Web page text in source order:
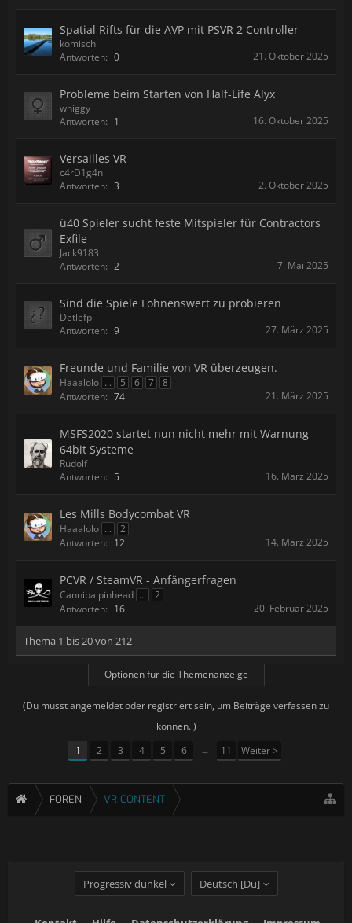
Spatial Rifts für die AVP mit PSVR 2 Controller
komisch
Antworten: 0 21. Oktober 2025
Probleme beim Starten von Half-Life Alyx
whiggy
Antworten: 1 16. Oktober 2025
Versailles VR
c4rD1g4n
Antworten: 3 2. Oktober 2025
ü40 Spieler sucht feste Mitspieler für Contractors
Exfile
Jack9183
Antworten: 2 7. Mai 2025
Sind die Spiele Lohnenswert zu probieren
Detlefp
Antworten: 9 27. März 2025
Freunde und Familie von VR überzeugen.
Haaalolo ... 5 6 7
8
Antworten: 74 21. März 2025
MSFS2020 startet nun nicht mehr mit Warnung
64bit Systeme
Rudolf
Antworten: 5 16. März 2025
Les Mills Bodycombat VR
Haaalolo ...
2
Antworten: 12 14. März 2025
PCVR / SteamVR - Anfängerfragen
Cannibalpinhead ...
2
Antworten: 16 20. Februar 2025
Thema 1 bis 20 von 212
Optionen für die Themenanzeige
(Du musst angemeldet oder registriert sein, um Beiträge verfassen zu
können. )
1
2 3 4 5 6 → 11 Weiter >
FOREN VR CONTENT
Progressiv dunkel Deutsch [Du]